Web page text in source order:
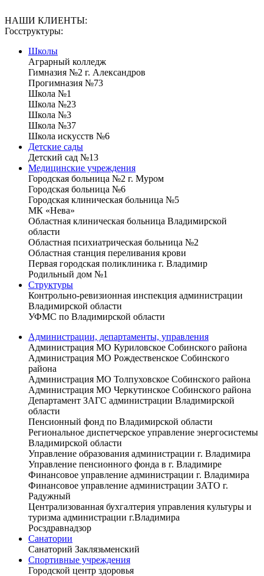
НАШИ КЛИЕНТЫ:
Госструктуры:
Школы
Аграрный колледж
Гимназия №2 г. Александров
Прогимназия №73
Школа №1
Школа №23
Школа №3
Школа №37
Школа искусств №6
Детские сады
Детский сад №13
Медицинские учреждения
Городская больница №2 г. Муром
Городская больница №6
Городская клиническая больница №5
МК «Нева»
Областная клиническая больница Владимирской
области
Областная психиатрическая больница №2
Областная станция переливания крови
Первая городская поликлиника г. Владимир
Родильный дом №1
Структуры
Контрольно-ревизионная инспекция администрации
Владимирской области
УФМС по Владимирской области
Администрации, департаменты, управления
Администрация МО Куриловское Собинского района
Администрация МО Рождественское Собинского
района
Администрация МО Толпуховское Собинского района
Администрация МО Черкутинское Собинского района
Департамент ЗАГС администрации Владимирской
области
Пенсионный фонд по Владимирской области
Региональное диспетчерское управление энергосистемы
Владимирской области
Управление образования администрации г. Владимира
Управление пенсионного фонда в г. Владимире
Финансовое управление администрации г. Владимира
Финансовое управление администрации ЗАТО г.
Радужный
Централизованная бухгалтерия управления культуры и
туризма администрации г.Владимира
Росздравнадзор
Санатории
Санаторий Заклязьменский
Спортивные учреждения
Городской центр здоровья